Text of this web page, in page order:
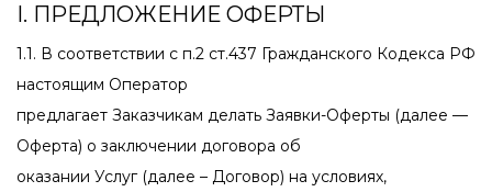
I. ПРЕДЛОЖЕНИЕ ОФЕРТЫ
1.1. В соответствии с п.2 ст.437 Гражданского Кодекса РФ
настоящим Оператор
предлагает Заказчикам делать Заявки-Оферты (далее —
Оферта) о заключении договора об
оказании Услуг (далее – Договор) на условиях,